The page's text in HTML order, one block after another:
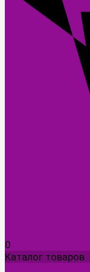
0
Каталог товаров